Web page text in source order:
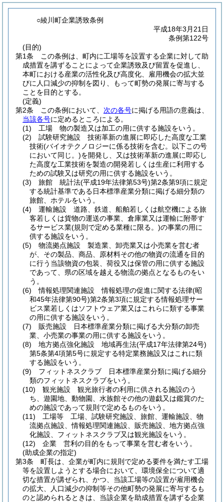
○綾川町企業誘致条例
平成18年3月21日
条例第122号
(目的)
第1条
この条例は、町内に工場等を設置する企業に対して助
成措置を講ずることによって企業誘致及び留置を促進し、
本町における産業の活性化及び高度化、雇用機会の拡大並
びに人口減少の抑制を図り、もって町勢の発展に寄与する
ことを目的とする。
(定義)
第2条
この条例において、 次の各号に掲げる用語の意義は、
当該各号に定めるところによる。
(1)
工場 物の製造又は加工の用に供する施設をいう。
(2)
試験研究施設 技術革新の進展に即応した高度な工業
技術(バイオテクノロジーに係る技術を含む。以下この号
において同じ。)を開発し、又は技術革新の進展に即応し
た高度な工業技術を製造の開発若しくは生産に利用する
ための試験又は研究の用に供する施設をいう。
(3)
旅館 統計法(平成19年法律第53号)第2条第9項に規定
する統計基準である日本標準産業分類に掲げる細分類の
旅館、ホテルをいう。
(4)
運輸施設 道路、鉄道、船舶若しくは航空機による旅
客若しくは貨物の運送の事業、倉庫業又は運輸に附帯す
るサービス業(規則で定める業種に限る。)の事業の用に
供する施設をいう。
(5)
物流拠点施設 製造業、卸売業又は小売業を営む者
が、その製品、商品、原材料その他の物資の流通を目的
に行う当該物資の包装、荷役又は保管の用に供する施設
であって、県の区域を越える物流の拠点となるものをい
う。
(6)
情報処理関連施設 情報処理の促進に関する法律(昭
和45年法律第90号)第2条第3項に規定する情報処理サー
ビス業若しくはソフトウェア業又はこれらに類する事業
の用に供する施設をいう。
(7)
販売施設 日本標準産業分類に掲げる大分類の卸売
業、小売業の事業の用に供する施設をいう。
(8)
地方拠点強化施設 地域再生法(平成17年法律第24号)
第5条第4項第5号に規定する特定業務施設又はこれに類
する施設をいう。
(9)
フィットネスクラブ 日本標準産業分類に掲げる細分
類のフィットネスクラブをいう。
(10)
観光施設 観光旅行者の利用に供される施設のう
ち、遊園地、動物園、水族館その他の遊戯又は鑑賞のた
めの施設であって規則で定めるものをいう。
(11)
工場等 工場、試験研究施設、旅館、運輸施設、物
流拠点施設、情報処理関連施設、販売施設、地方拠点強
化施設、フィットネスクラブ又は観光施設をいう。
(12)
企業 営利の目的をもって事業を営む者をいう。
(助成企業の指定)
第3条
町長は、企業が町内に規則で定める要件を満たす工場
等を設置しようとする場合において、環境保全について適
切な措置が講ぜられ、かつ、当該工場等の設置が雇用機会
の拡大、人口減少の抑制等その他町勢の発展に寄与するも
のと認められるときは、当該企業を助成措置を講ずる企業